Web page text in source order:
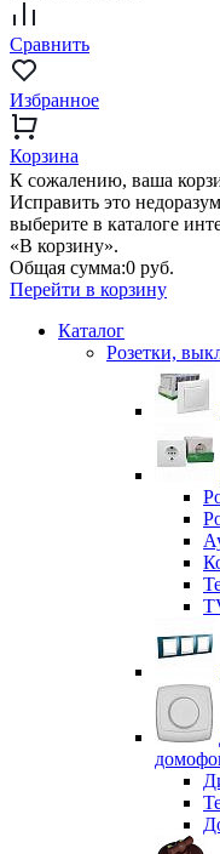
Сравнить
Избранное
Корзина
К сожалению, ваша
Исправить это
выберите в каталоге
«В корзину».
Общая сумма:0 руб.
Перейти в корзину
Каталог
Розетки,